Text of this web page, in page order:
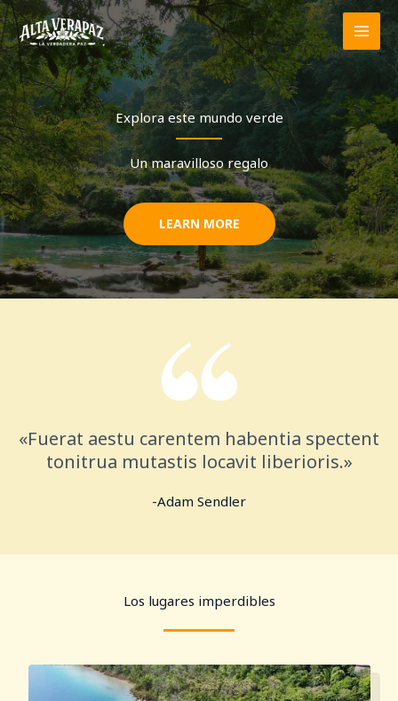
Ir
al
contenido
Explora este mundo verde
Un maravilloso regalo
LEARN MORE
«Fuerat aestu carentem habentia spectent
tonitrua mutastis locavit liberioris.»
-Adam Sendler
Los lugares imperdibles